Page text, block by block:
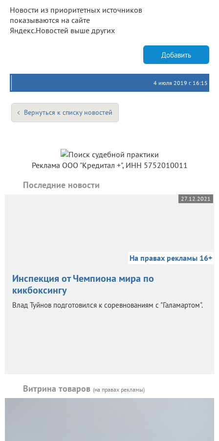
Новости из приоритетных источников
показываются на сайте
Яндекс.Новостей выше других
Добавить
4 июля 2019 г. 16:15
Вернуться к списку новостей
Реклама ООО "Кредитал +", ИНН 5752010011
Последние новости
27.12.2021
На правах рекламы 16+
Инспекция от Чемпиона мира по
кикбоксингу
Влад Туйнов подготовился к соревнованиям с "Галамартом".
Витрина товаров (на правах рекламы)